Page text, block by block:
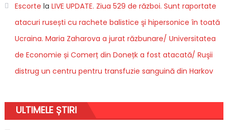
Escorte la LIVE UPDATE. Ziua 529 de război. Sunt raportate
atacuri rusești cu rachete balistice şi hipersonice în toată
Ucraina. Maria Zaharova a jurat răzbunare/ Universitatea
de Economie și Comerț din Donețk a fost atacată/ Ruşii
distrug un centru pentru transfuzie sanguină din Harkov
ULTIMELE ȘTIRI